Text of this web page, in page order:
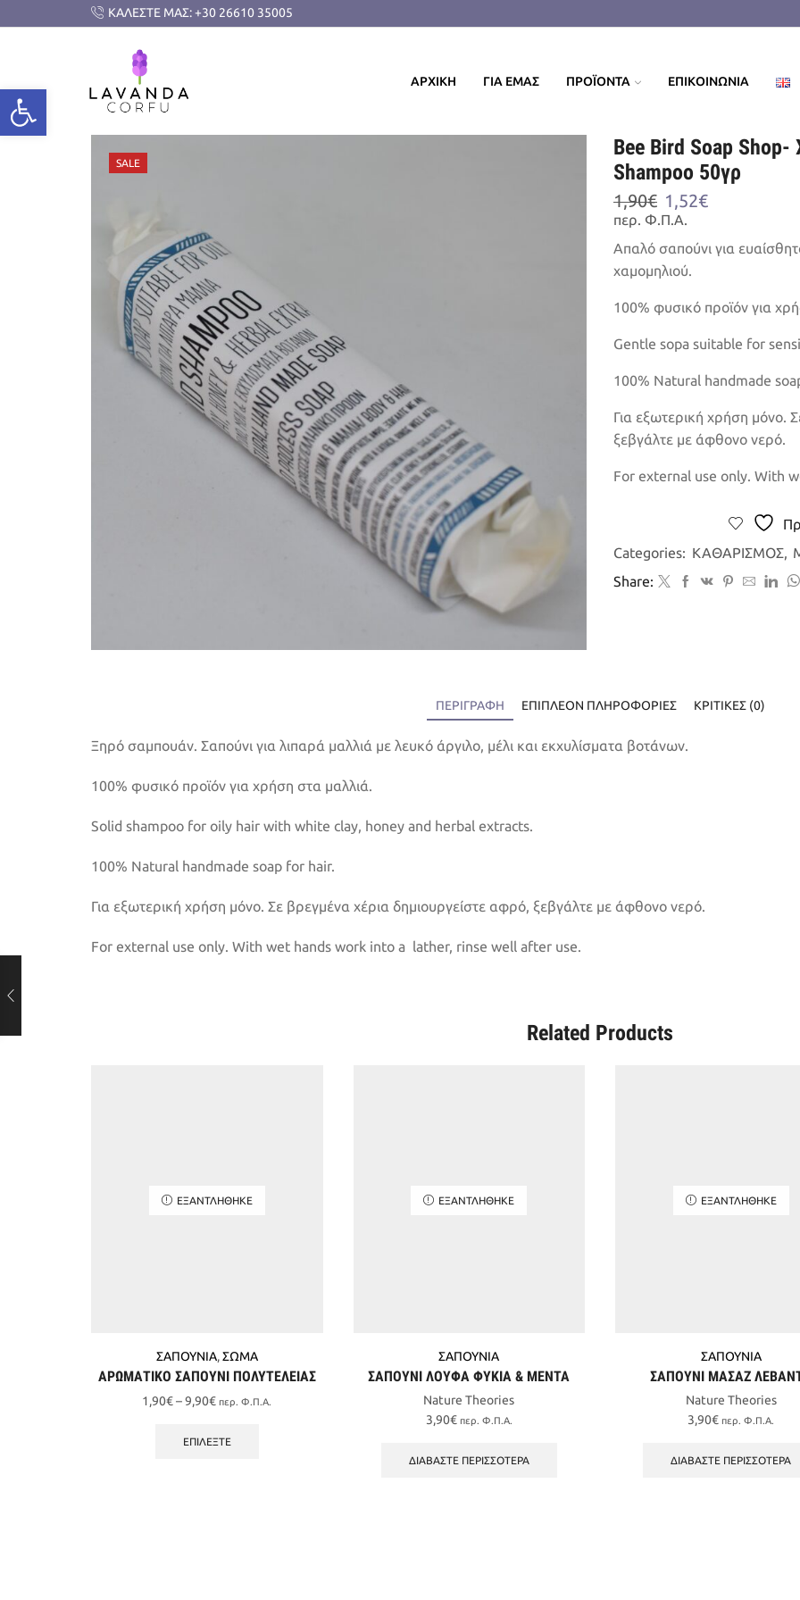
ΚΑΛΕΣΤΕ ΜΑΣ: +30 26610 35005
ΑΡΧΙΚΗ ΓΙΑ ΕΜΑΣ ΠΡΟΪΟΝΤΑ ΕΠΙΚΟΙΝΩΝΙΑ
SALE
Bee Bird Soap Shop-
Shampoo 50γρ
1,90€ Original
price
was:
1,90€.
1,52€Η
τιμή
είναι:
περ. Φ.Π.Α.
Απαλό σαπούνι για
χαμομηλιού.
100% φυσικό προϊόν για
Gentle sopa suitable for
100% Natural handmade
Για εξωτερική χρήση μόνο.
ξεβγάλτε με άφθονο νερό.
For external use only. With
Categories: ΚΑΘΑΡΙΣΜΟΣ,
Share:
ΠΕΡΙΓΡΑΦΉ ΕΠΙΠΛΈΟΝ ΠΛΗΡΟΦΟΡΊΕΣ ΚΡΙΤΙΚΈΣ (0)
Ξηρό σαμπουάν. Σαπούνι για λιπαρά μαλλιά με λευκό άργιλο, μέλι και εκχυλίσματα βοτάνων.
100% φυσικό προϊόν για χρήση στα μαλλιά.
Solid shampoo for oily hair with white clay, honey and herbal extracts.
100% Natural handmade soap for hair.
Για εξωτερική χρήση μόνο. Σε βρεγμένα χέρια δημιουργείστε αφρό, ξεβγάλτε με άφθονο νερό.
For external use only. With wet hands work into a lather, rinse well after use.
Related Products
ΕΞΑΝΤΛΉΘΗΚΕ
ΣΑΠΟΥΝΙΑ,ΣΩΜΑ
ΑΡΩΜΑΤΙΚΟ ΣΑΠΟΥΝΙ ΠΟΛΥΤΕΛΕΙΑΣ
1,90€ – 9,90€Price
1,90€
περ. Φ.Π.Α.
ΕΠΙΛΈΞΤΕ
ΕΞΑΝΤΛΉΘΗΚΕ
ΣΑΠΟΥΝΙΑ
ΣΑΠΟΥΝΙ ΛΟΥΦΑ ΦΥΚΙΑ & ΜΕΝΤΑ
Nature Theories
3,90€ περ. Φ.Π.Α.
ΔΙΑΒΆΣΤΕ ΠΕΡΙΣΣΌΤΕΡΑ
ΕΞΑΝΤΛΉΘΗΚΕ
ΣΑΠΟΥΝΙΑ
ΣΑΠΟΥΝΙ ΜΑΣΑΖ
Nature Theories
3,90€ περ. Φ.Π.Α.
ΔΙΑΒΆΣΤΕ ΠΕΡΙΣΣΌΤΕΡΑ